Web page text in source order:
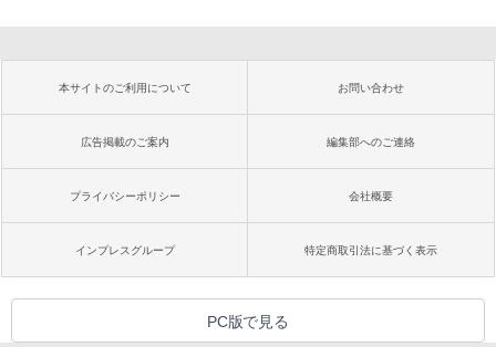
本サイトのご利用について お問い合わせ
広告掲載のご案内 編集部へのご連絡
プライバシーポリシー 会社概要
インプレスグループ 特定商取引法に基づく表示
PC版で見る